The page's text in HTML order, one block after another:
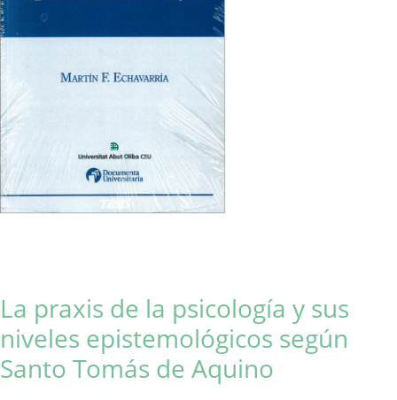
La praxis de la psicología y sus
niveles epistemológicos según
Santo Tomás de Aquino